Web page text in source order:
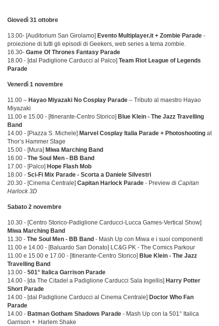
Giovedì 31 ottobre
13.00- [Auditorium San Girolamo] Evento Multiplayer.it + Zombie Parade -
proiezione di tutti gli episodi di Geekers, web series a tema zombie.
16.30- Game Of Thrones Fantasy Parade
18.00 - [dal Padiglione Carducci al Palco] Team Riot League of Legends
Parade
Venerdì 1 novembre
11.00 – Hayao Miyazaki No Cosplay Parade – Tributo al maestro Hayao
Miyazaki
11.00 e 15.00 - [Itinerante-Centro Storico] Blue Klein - The Jazz Travelling
Band
14.00 - [Piazza S. Michele] Marvel Cosplay Italia Parade + Photoshooting at
Thor’s Hammer Stage
15.00 - [Mura] Miwa Marching Band
16.00 - The Soul Men - BB Band
17.00 - [Palco] Hope Flash Mob
18.00 - Sci-Fi Mix Parade - Scorta a Daniele Silvestri
20.30 - [Cinema Centrale] Capitan Harlock Parade - Preview di Capitan
Harlock 3D
Sabato 2 novembre
10.30 - [Centro Storico-Padiglione Carducci-Lucca Games-Vertical Show]
Miwa Marching Band
11.30 - The Soul Men - BB Band - Mash Up con Miwa e i suoi componenti
11.00 e 14.00 - [Baluardo San Donato] LC&G PK - The Comics Parkour
11.00 e 15.00 e 17.00 - [Itinerante-Centro Storico] Blue Klein - The Jazz
Travelling Band
13.00 - 501° Italica Garrison Parade
14.00 - [da The Citadel a Padiglione Carducci Sala Ingellis] Harry Potter
Short Parade
14.00 - [dal Padiglione Carducci al Cinema Centrale] Doctor Who Fan
Parade
14.00 - Batman Gotham Shadows Parade - Mash Up con la 501° Italica
Garrison + Harlem Shake